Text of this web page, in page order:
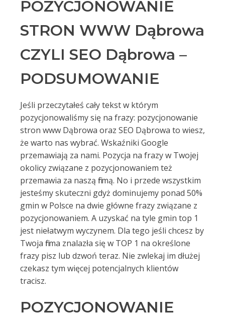
POZYCJONOWANIE
STRON WWW Dąbrowa
CZYLI SEO Dąbrowa –
PODSUMOWANIE
Jeśli przeczytałeś cały tekst w którym
pozycjonowaliśmy się na frazy: pozycjonowanie
stron www Dąbrowa oraz SEO Dąbrowa to wiesz,
że warto nas wybrać. Wskaźniki Google
przemawiają za nami. Pozycja na frazy w Twojej
okolicy związane z pozycjonowaniem też
przemawia za naszą firmą. No i przede wszystkim
jesteśmy skuteczni gdyż dominujemy ponad 50%
gmin w Polsce na dwie główne frazy związane z
pozycjonowaniem. A uzyskać na tyle gmin top 1
jest niełatwym wyczynem. Dla tego jeśli chcesz by
Twoja firma znalazła się w TOP 1 na określone
frazy pisz lub dzwoń teraz. Nie zwlekaj im dłużej
czekasz tym więcej potencjalnych klientów
tracisz.
POZYCJONOWANIE